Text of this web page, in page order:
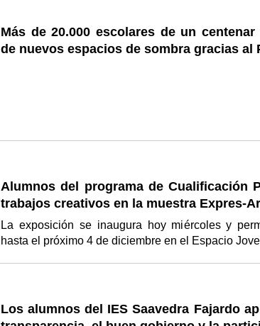
Más de 20.000 escolares de un
de nuevos espacios de sombra gracias al
Alumnos del programa de Cualificación
trabajos creativos en la muestra Expres-
La exposición se inaugura hoy miércoles y
hasta el próximo 4 de diciembre en el Espacio
Los alumnos del IES Saavedra Fajardo